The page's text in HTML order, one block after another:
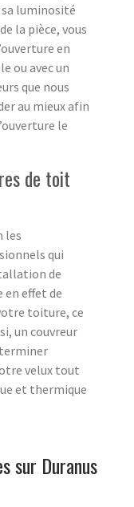
luminosité
la pièce, vous
en
ou avec un
que nous
au mieux afin
le
de toit
les
qui
de
en effet de
toiture, ce
un couvreur
velux tout
et thermique
sur Duranus